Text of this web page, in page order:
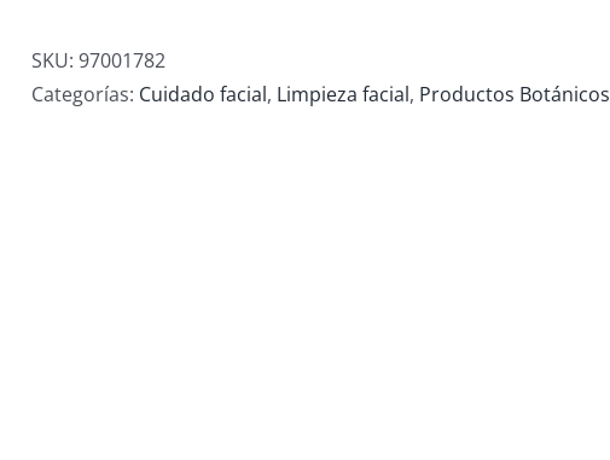
cantidad
SKU: 97001782
Categorías: Cuidado facial, Limpieza facial, Productos Botánicos